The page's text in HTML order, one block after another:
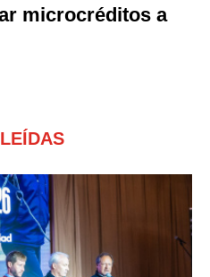
microcréditos a